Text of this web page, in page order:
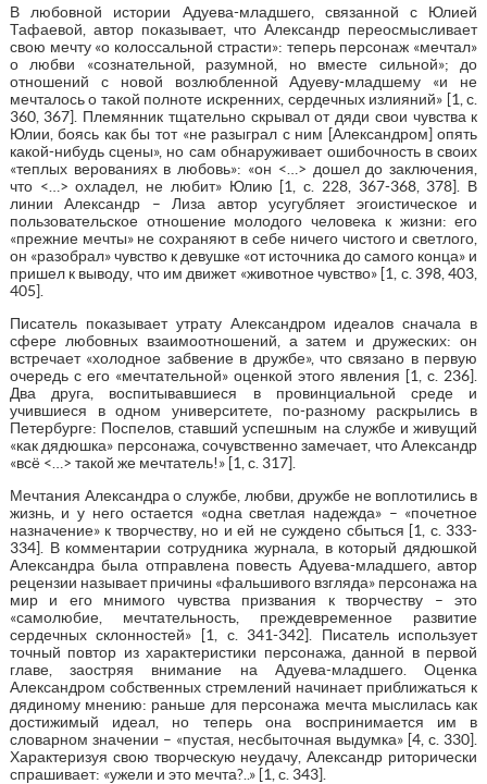
В любовной истории Адуева-младшего, связанной с Юлией
Тафаевой, автор показывает, что Александр переосмысливает
свою мечту «о колоссальной страсти»: теперь персонаж «мечтал»
о любви «сознательной, разумной, но вместе сильной»; до
отношений с новой возлюбленной Адуеву-младшему «и не
мечталось о такой полноте искренних, сердечных излияний» [1, с.
360, 367]. Племянник тщательно скрывал от дяди свои чувства к
Юлии, боясь как бы тот «не разыграл с ним [Александром] опять
какой-нибудь сцены», но сам обнаруживает ошибочность в своих
«теплых верованиях в любовь»: «он <…> дошел до заключения,
что <…> охладел, не любит» Юлию [1, с. 228, 367-368, 378]. В
линии Александр – Лиза автор усугубляет эгоистическое и
пользовательское отношение молодого человека к жизни: его
«прежние мечты» не сохраняют в себе ничего чистого и светлого,
он «разобрал» чувство к девушке «от источника до самого конца» и
пришел к выводу, что им движет «животное чувство» [1, с. 398, 403,
405].
Писатель показывает утрату Александром идеалов сначала в
сфере любовных взаимоотношений, а затем и дружеских: он
встречает «холодное забвение в дружбе», что связано в первую
очередь с его «мечтательной» оценкой этого явления [1, с. 236].
Два друга, воспитывавшиеся в провинциальной среде и
учившиеся в одном университете, по-разному раскрылись в
Петербурге: Поспелов, ставший успешным на службе и живущий
«как дядюшка» персонажа, сочувственно замечает, что Александр
«всё <…> такой же мечтатель!» [1, с. 317].
Мечтания Александра о службе, любви, дружбе не воплотились в
жизнь, и у него остается «одна светлая надежда» – «почетное
назначение» к творчеству, но и ей не суждено сбыться [1, с. 333-
334]. В комментарии сотрудника журнала, в который дядюшкой
Александра была отправлена повесть Адуева-младшего, автор
рецензии называет причины «фальшивого взгляда» персонажа на
мир и его мнимого чувства призвания к творчеству – это
«самолюбие, мечтательность, преждевременное развитие
сердечных склонностей» [1, с. 341-342]. Писатель использует
точный повтор из характеристики персонажа, данной в первой
главе, заостряя внимание на Адуева-младшего. Оценка
Александром собственных стремлений начинает приближаться к
дядиному мнению: раньше для персонажа мечта мыслилась как
достижимый идеал, но теперь она воспринимается им в
словарном значении – «пустая, несбыточная выдумка» [4, с. 330].
Характеризуя свою творческую неудачу, Александр риторически
спрашивает: «ужели и это мечта?..» [1, с. 343].